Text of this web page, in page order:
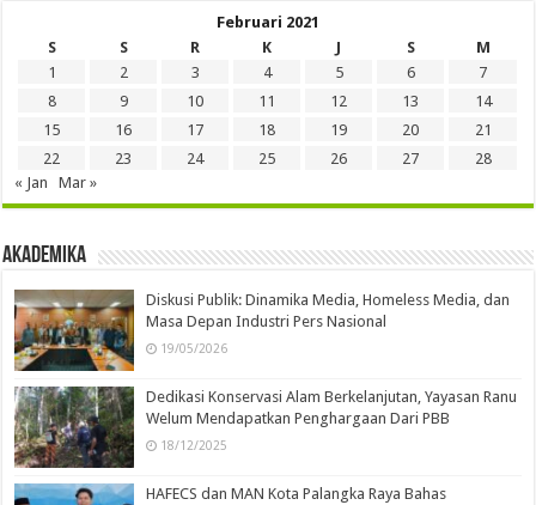
Februari 2021
S
S R K J S
M
1
2 3 4 5 6
7
8
9 10 11 12 13
14
15
16 17 18 19 20
21
22
23 24 25 26 27
28
« Jan
Mar »
Akademika
Diskusi Publik: Dinamika Media, Homeless Media, dan
Masa Depan Industri Pers Nasional
19/05/2026
Dedikasi Konservasi Alam Berkelanjutan, Yayasan Ranu
Welum Mendapatkan Penghargaan Dari PBB
18/12/2025
HAFECS dan MAN Kota Palangka Raya Bahas